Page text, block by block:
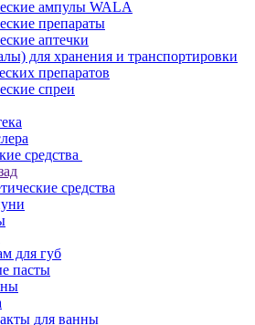
ампулы WALA
препараты
аптечки
для хранения и транспортировки
препаратов
спреи
средства
средства
для губ
пасты
для ванны